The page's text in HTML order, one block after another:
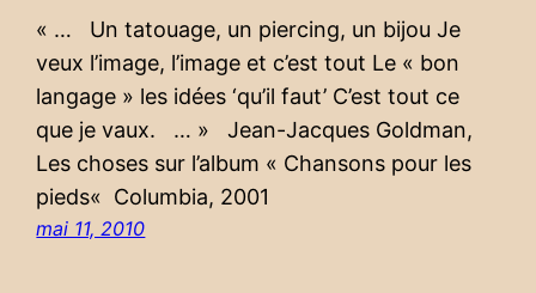
« … Un tatouage, un piercing, un bijou Je
veux l’image, l’image et c’est tout Le « bon
langage » les idées ‘qu’il faut’ C’est tout ce
que je vaux. … » Jean-Jacques Goldman,
Les choses sur l’album « Chansons pour les
pieds« Columbia, 2001
mai 11, 2010